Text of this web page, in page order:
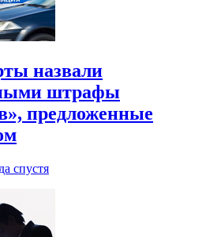
назвали
штрафы
предложенные
спустя